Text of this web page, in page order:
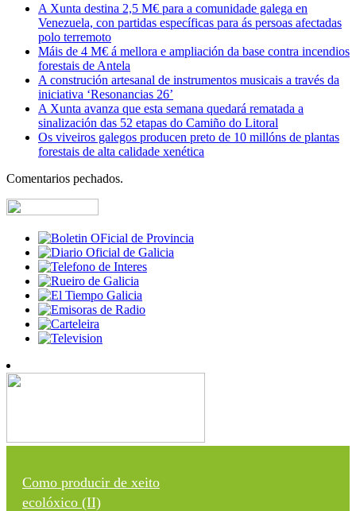
A Xunta destina 2,5 M€ para a comunidade galega en
Venezuela, con partidas específicas para ás persoas afectadas
polo terremoto
Máis de 4 M€ á mellora e ampliación da base contra incendios
forestais de Antela
A construción artesanal de instrumentos musicais a través da
iniciativa ‘Resonancias 26’
A Xunta avanza que esta semana quedará rematada a
sinalización das 52 etapas do Camiño do Litoral
Os viveiros galegos producen preto de 10 millóns de plantas
forestais de alta calidade xenética
Comentarios pechados.
Como producir de xeito
ecolóxico (II)